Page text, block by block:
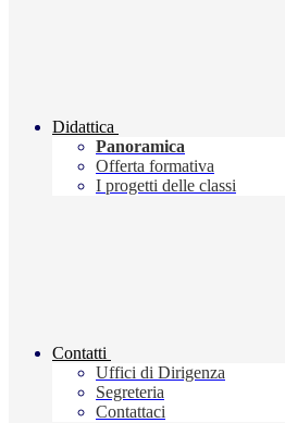
Didattica
Panoramica
Offerta formativa
I progetti delle classi
Contatti
Uffici di Dirigenza
Segreteria
Contattaci